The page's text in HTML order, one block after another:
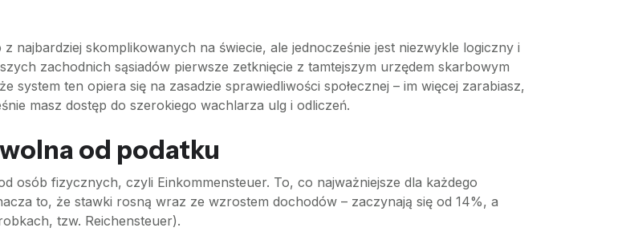
najbardziej skomplikowanych na świecie, ale jednocześnie jest niezwykle logiczny i
zachodnich sąsiadów pierwsze zetknięcie z tamtejszym urzędem skarbowym
system ten opiera się na zasadzie sprawiedliwości społecznej – im więcej zarabiasz,
masz dostęp do szerokiego wachlarza ulg i odliczeń.
od podatku
osób fizycznych, czyli Einkommensteuer. To, co najważniejsze dla każdego
to, że stawki rosną wraz ze wzrostem dochodów – zaczynają się od 14%, a
tzw. Reichensteuer).